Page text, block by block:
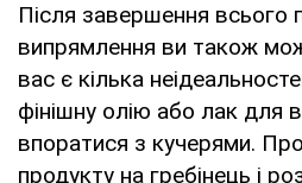
Після завершення всього
випрямлення ви також
вас є кілька
фінішну олію або лак
впоратися з кучерями.
продукту на гребінець і